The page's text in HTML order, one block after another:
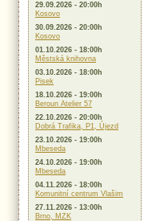
29.09.2026 - 20:00h
Kosovo
30.09.2026 - 20:00h
Kosovo
01.10.2026 - 18:00h
Městská knihovna
03.10.2026 - 18:00h
Pisek
18.10.2026 - 19:00h
Beroun Atelier 57
22.10.2026 - 20:00h
Dobrá Trafika, P1, Újezd
23.10.2026 - 19:00h
Mbeseda
24.10.2026 - 19:00h
Mbeseda
04.11.2026 - 18:00h
Komunitní centrum Vlašim
27.11.2026 - 13:00h
Brno, MZK